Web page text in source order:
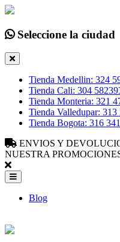
Seleccione la ciudad
Tienda Medellin: 324
Tienda Cali: 304
Tienda Monteria: 321
Tienda Valledupar: 313
Tienda Bogota: 316
ENVIOS Y
NUESTRA
Blog